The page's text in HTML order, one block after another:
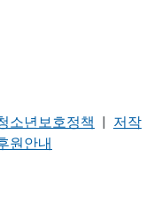
소년보호정책 | 저작
원안내